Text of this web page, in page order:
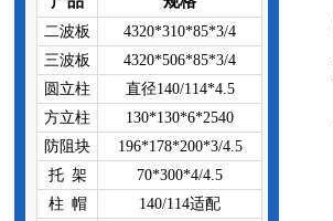
二波板
4320*310*85*3/4
三波板
4320*506*85*3/4
圆立柱
直径140/114*4.5
方立柱
130*130*6*2540
防阻块
196*178*200*3/4.5
托 架
70*300*4/4.5
柱 帽
140/114适配